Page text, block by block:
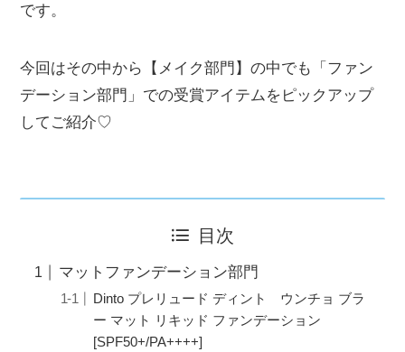
です。
今回はその中から【メイク部門】の中でも「ファン
デーション部門」での受賞アイテムをピックアップ
してご紹介♡
目次
マットファンデーション部門
Dinto プレリュード ディント ウンチョ ブラ
ー マット リキッド ファンデーション
[SPF50+/PA++++]